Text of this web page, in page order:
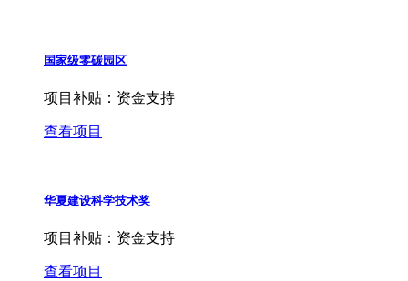
国家级零碳园区
项目补贴： 资金支持
查看项目
华夏建设科学技术奖
项目补贴： 资金支持
查看项目